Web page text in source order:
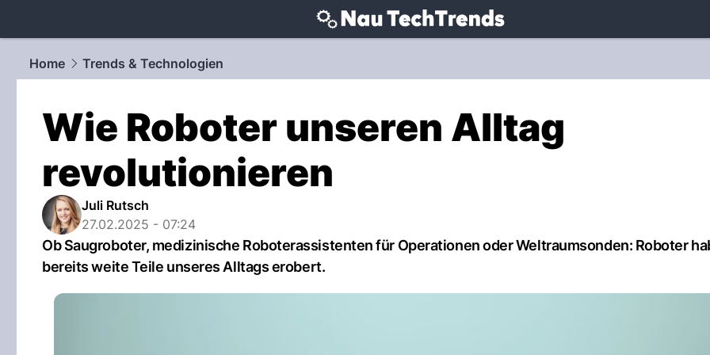
techtrends.NAU.ch
Home
Trends & Technologien
Wie Roboter unseren Alltag
revolutionieren
Juli Rutsch
27.02.2025 - 07:24
Ob Saugroboter, medizinische Roboterassistenten für Operationen oder Weltraumsonden: Roboter
bereits weite Teile unseres Alltags erobert.